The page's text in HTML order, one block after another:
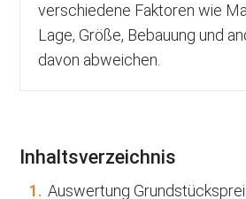
verschiedene Faktoren wie
Lage, Größe, Bebauung und
davon abweichen.
Inhaltsverzeichnis
1. Auswertung